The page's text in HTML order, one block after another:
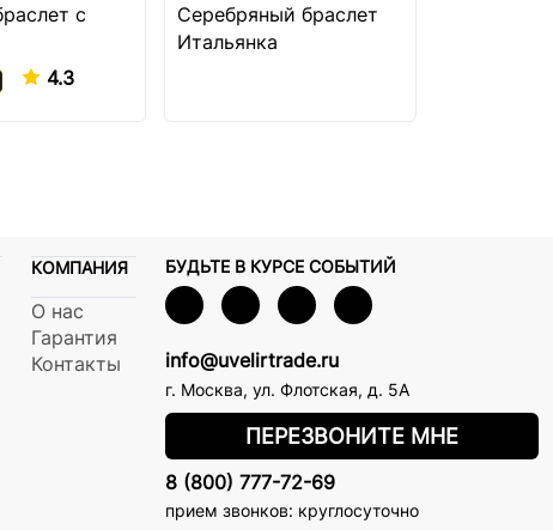
с
4.3
Серебряный браслет
Итальянка
КОМПАНИЯ
О нас
Гарантия
Контакты
БУДЬТЕ В КУРСЕ СОБЫТИЙ
info@uvelirtrade.ru
г. Москва, ул. Флотская, д. 5А
ПЕРЕЗВОНИТЕ МНЕ
8 (800) 777-72-69
прием звонков: круглосуточно